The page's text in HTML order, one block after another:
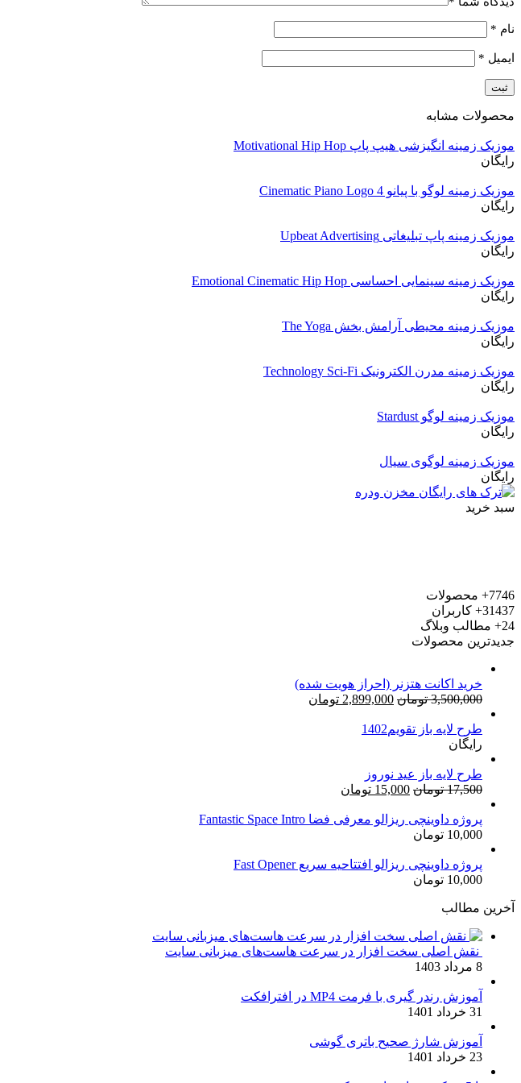
نام *
ایمیل *
محصولات مشابه
موزیک زمینه انگیزشی هیپ پاپ Motivational Hip Hop
رایگان
موزیک زمینه لوگو با پیانو Cinematic Piano Logo 4
رایگان
موزیک زمینه پاپ تبلیغاتی Upbeat Advertising
رایگان
موزیک زمینه سینمایی احساسی Emotional Cinematic Hip Hop
رایگان
موزیک زمینه محیطی آرامش بخش The Yoga
رایگان
موزیک زمینه مدرن الکترونیک Technology Sci-Fi
رایگان
موزیک زمینه لوگو Stardust
رایگان
موزیک زمینه لوگوی سیال
رایگان
سبد خرید
7746+
محصولات
31437+
کاربران
24+
مطالب وبلاگ
جدیدترین محصولات
خرید اکانت هتزنر (احراز هویت شده)
3,500,000 تومان قیمت
2,899,000 تومان
طرح لایه باز تقویم1402
رایگان
طرح لایه باز عید نوروز
17,500 تومان قیمت
17,500 تومان
15,000 تومان
15,000 تومان.
پروژه داوینچی ریزالو معرفی فضا Fantastic Space Intro
10,000 تومان
پروژه داوینچی ریزالو افتتاحیه سریع Fast Opener
10,000 تومان
آخرین مطالب
نقش اصلی سخت افزار در سرعت هاست‌های میزبانی سایت
8 مرداد 1403
آموزش رندر گیری با فرمت MP4 در افترافکت
31 خرداد 1401
آموزش شارژ صحیح باتری گوشی
23 خرداد 1401